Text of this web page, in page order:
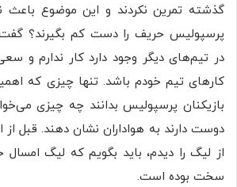
گذشته تمرین نکردند و این موضوع باعث
پرسپولیس حریف را دست کم بگیرند؟
در تیم‌های دیگر وجود دارد کار ندارم و
کارهای تیم خودم باشد. تنها چیزی که
بازیکنان پرسپولیس بدانند چه چیزی
دوست دارند به هواداران نشان دهند. قبل از
از لیگ را دیدم، باید بگویم که لیگ
سخت بوده است.